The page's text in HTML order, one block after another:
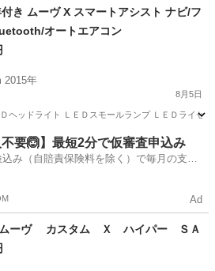
園駅 ムーヴ
き ムーヴ X スマートアシスト ナビ/フ
オートエアコン
2015年
8月5日
ヘッドライト ＬＥＤスモールランプ ＬＥＤライセ
ムーヴ
不要🙆】最短2分で仮審査申込み
み（自賠責保険料を除く）で毎月の支払
Ad
ムーヴ カスタム Ｘ ハイパー ＳＡ